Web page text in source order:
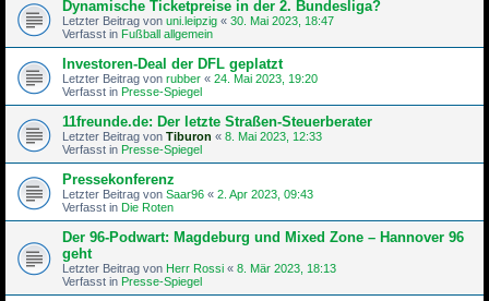
Dynamische Ticketpreise in der 2. Bundesliga?
Letzter Beitrag von uni.leipzig « 30. Mai 2023, 18:47
Verfasst in Fußball allgemein
Investoren-Deal der DFL geplatzt
Letzter Beitrag von rubber « 24. Mai 2023, 19:20
Verfasst in Presse-Spiegel
11freunde.de: Der letzte Straßen-Steu­er­be­rater
Letzter Beitrag von Tiburon « 8. Mai 2023, 12:33
Verfasst in Presse-Spiegel
Pressekonferenz
Letzter Beitrag von Saar96 « 2. Apr 2023, 09:43
Verfasst in Die Roten
Der 96-Podwart: Magdeburg und Mixed Zone – Hannover 96
geht
Letzter Beitrag von Herr Rossi « 8. Mär 2023, 18:13
Verfasst in Presse-Spiegel